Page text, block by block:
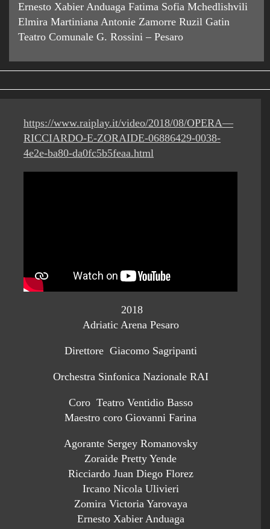
Ernesto Xabier Anduaga Fatima Sofia Mchedlishvili
Elmira Martiniana Antonie Zamorre Ruzil Gatin
Teatro Comunale G. Rossini – Pesaro
https://www.raiplay.it/video/2018/08/OPERA—
RICCIARDO-E-ZORAIDE-06886429-0038-
4e2e-ba80-da0fc5b5feaa.html
2018
Adriatic Arena Pesaro
Direttore Giacomo Sagripanti
Orchestra Sinfonica Nazionale RAI
Coro Teatro Ventidio Basso
Maestro coro Giovanni Farina
Agorante Sergey Romanovsky
Zoraide Pretty Yende
Ricciardo Juan Diego Florez
Ircano Nicola Ulivieri
Zomira Victoria Yarovaya
Ernesto Xabier Anduaga